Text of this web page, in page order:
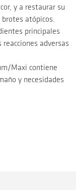
y a restaurar su
brotes atópicos.
principales
adversas
Maxi contiene
y necesidades